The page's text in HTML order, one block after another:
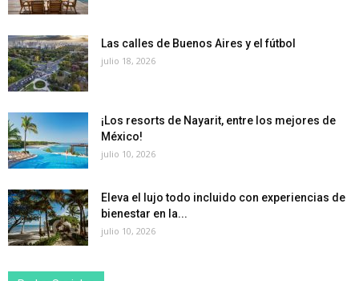
Las calles de Buenos Aires y el fútbol
julio 18, 2026
¡Los resorts de Nayarit, entre los mejores de
México!
julio 10, 2026
Eleva el lujo todo incluido con experiencias de
bienestar en la...
julio 10, 2026